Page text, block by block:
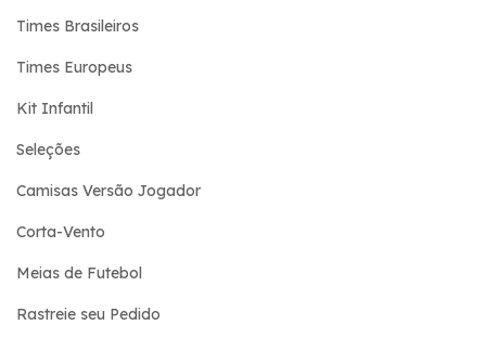
Times Brasileiros
Times Europeus
Kit Infantil
Seleções
Camisas Versão Jogador
Corta-Vento
Meias de Futebol
Rastreie seu Pedido